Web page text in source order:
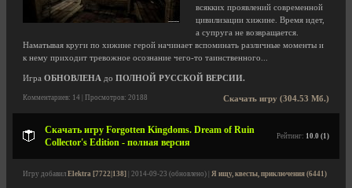
всякких проявлений современной
цивилизации хижине. Время идет,
а супруга не возвращается.
Наматывая круги по хижине герой начинает вспоминать различные моменты и
к нему приходит тревожное осознание чего-то таинственного...
Игра ОБНОВЛЕНА до ПОЛНОЙ РУССКОЙ ВЕРСИИ.
Скачать игру (304.53 Мб.)
Комментариев: 14 | Просмотров: 20188
Скачать игру Forgotten Kingdoms. Dream of Ruin
Collector's Edition - полная версия
Рейтинг: 10.0 (1)
Игру добавил Elektra [7722|138] | 2014-09-23 (обновлено) | Я ищу, квесты, приключения (6441)